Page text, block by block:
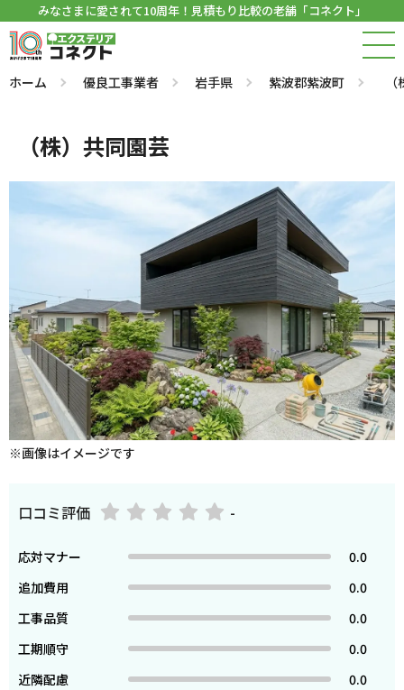
みなさまに愛されて10周年！見積もり比較の老舗「コネクト」
ホーム 優良工事業者 岩手県 紫波郡紫波町
（株）共同園芸
※画像はイメージです
口コミ評価 -
応対マナー
0.0
追加費用
0.0
工事品質
0.0
工期順守
0.0
近隣配慮
0.0